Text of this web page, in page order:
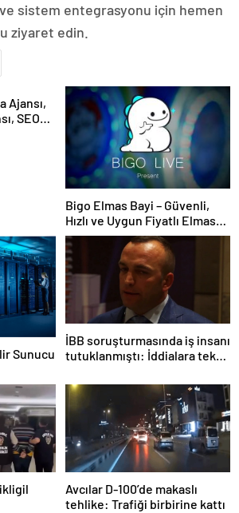
sistem entegrasyonu için hemen
ziyaret edin.
SEO
Bigo Elmas Bayi – Güvenli,
Hızlı ve Uygun Fiyatlı Elmas
Satın Almanın Yeni Adresi
Sunucu
İBB soruşturmasında iş insanı
tutuklanmıştı: İddialara tek
Avcılar D-100’de makaslı
tehlike: Trafiği birbirine kattı